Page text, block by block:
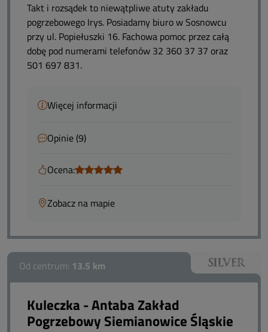
Takt i rozsądek to niewątpliwe atuty zakładu
pogrzebowego Irys. Posiadamy biuro w Sosnowcu
przy ul. Popiełuszki 16. Fachowa pomoc przez całą
dobę pod numerami telefonów 32 360 37 37 oraz
501 697 831.
Więcej informacji
Opinie (9)
Ocena:
Zobacz na mapie
Od centrum: 13.5 km
Kuleczka - Antaba Zakład
Pogrzebowy Siemianowice Śląskie